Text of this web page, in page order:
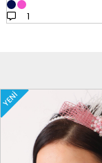
1
YENI